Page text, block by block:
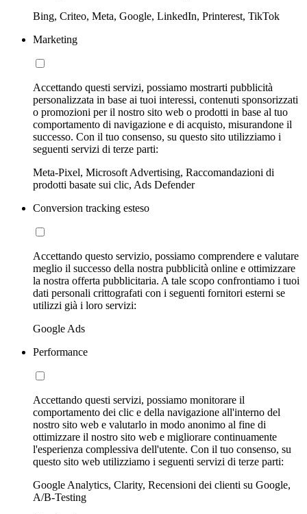
Bing, Criteo, Meta, Google, LinkedIn, Printerest, TikTok
Marketing
Accettando questi servizi, possiamo mostrarti pubblicità
personalizzata in base ai tuoi interessi, contenuti sponsorizzati
o promozioni per il nostro sito web o prodotti in base al tuo
comportamento di navigazione e di acquisto, misurandone il
successo. Con il tuo consenso, su questo sito utilizziamo i
seguenti servizi di terze parti:
Meta-Pixel, Microsoft Advertising, Raccomandazioni di
prodotti basate sui clic, Ads Defender
Conversion tracking esteso
Accettando questo servizio, possiamo comprendere e valutare
meglio il successo della nostra pubblicità online e ottimizzare
la nostra offerta pubblicitaria. A tale scopo confrontiamo i tuoi
dati personali crittografati con i seguenti fornitori esterni se
utilizzi già i loro servizi:
Google Ads
Performance
Accettando questi servizi, possiamo monitorare il
comportamento dei clic e della navigazione all'interno del
nostro sito web e valutarlo in modo anonimo al fine di
ottimizzare il nostro sito web e migliorare continuamente
l'esperienza complessiva dell'utente. Con il tuo consenso, su
questo sito web utilizziamo i seguenti servizi di terze parti:
Google Analytics, Clarity, Recensioni dei clienti su Google,
A/B-Testing